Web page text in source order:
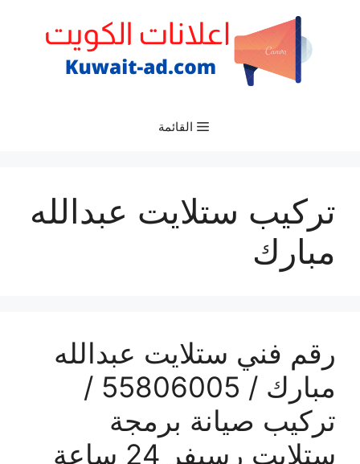
القائمة
تركيب ستلايت عبدالله
مبارك
رقم فني ستلايت عبدالله
مبارك / 55806005 /
تركيب صيانة برمجة
ستلايت رسيفر 24 ساعة